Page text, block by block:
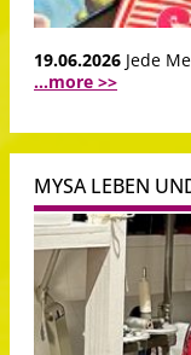
19.06.2026 Jede
...more >>
MYSA LEBEN